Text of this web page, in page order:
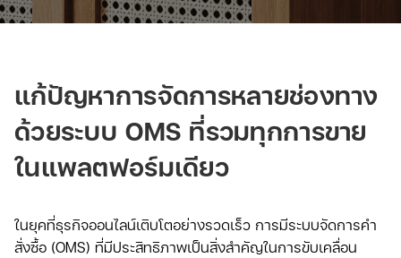
แก้ปัญหาการจัดการหลายช่องทาง
ด้วยระบบ OMS ที่รวมทุกการขาย
ในแพลตฟอร์มเดียว
ในยุคที่ธุรกิจออนไลน์เติบโตอย่างรวดเร็ว การมีระบบจัดการคำ
สั่งซื้อ (OMS) ที่มีประสิทธิภาพเป็นสิ่งสำคัญในการขับเคลื่อน